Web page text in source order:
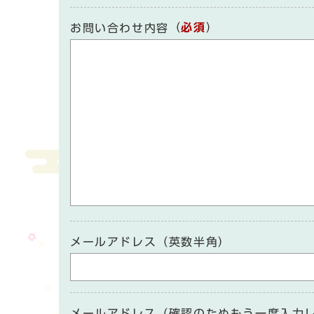
お問い合わせ内容 （必須）
メールアドレス（英数半角）